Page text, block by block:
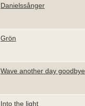
Danielssånger
Grön
Wave another day goodbye
Into the light